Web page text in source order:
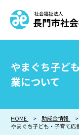
長門市
やまぐち子ど
業について
HOME
助成金情報
やまぐち子ども・子育て応